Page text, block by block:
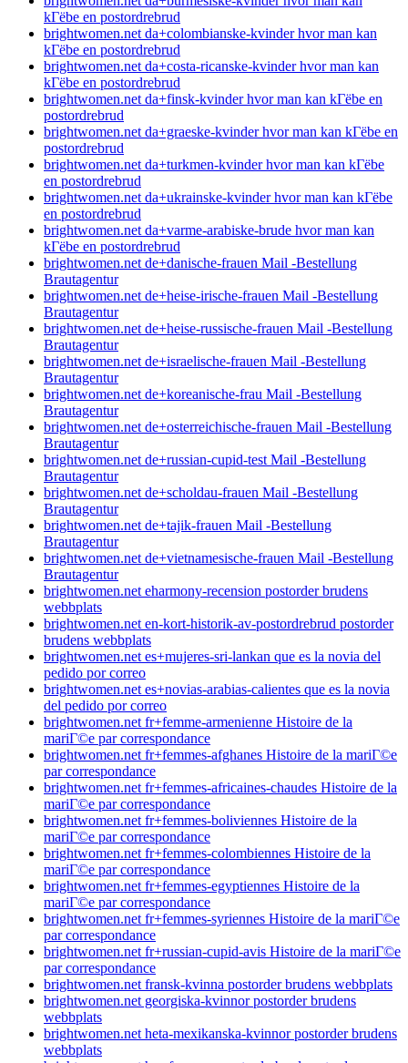
kГёbe en postordrebrud
brightwomen.net da+colombianske-kvinder hvor man kan
kГёbe en postordrebrud
brightwomen.net da+costa-ricanske-kvinder hvor man kan
kГёbe en postordrebrud
brightwomen.net da+finsk-kvinder hvor man kan kГёbe en
postordrebrud
brightwomen.net da+graeske-kvinder hvor man kan kГёbe en
postordrebrud
brightwomen.net da+turkmen-kvinder hvor man kan kГёbe
en postordrebrud
brightwomen.net da+ukrainske-kvinder hvor man kan kГёbe
en postordrebrud
brightwomen.net da+varme-arabiske-brude hvor man kan
kГёbe en postordrebrud
brightwomen.net de+danische-frauen Mail -Bestellung
Brautagentur
brightwomen.net de+heise-irische-frauen Mail -Bestellung
Brautagentur
brightwomen.net de+heise-russische-frauen Mail -Bestellung
Brautagentur
brightwomen.net de+israelische-frauen Mail -Bestellung
Brautagentur
brightwomen.net de+koreanische-frau Mail -Bestellung
Brautagentur
brightwomen.net de+osterreichische-frauen Mail -Bestellung
Brautagentur
brightwomen.net de+russian-cupid-test Mail -Bestellung
Brautagentur
brightwomen.net de+scholdau-frauen Mail -Bestellung
Brautagentur
brightwomen.net de+tajik-frauen Mail -Bestellung
Brautagentur
brightwomen.net de+vietnamesische-frauen Mail -Bestellung
Brautagentur
brightwomen.net eharmony-recension postorder brudens
webbplats
brightwomen.net en-kort-historik-av-postordrebrud postorder
brudens webbplats
brightwomen.net es+mujeres-sri-lankan que es la novia del
pedido por correo
brightwomen.net es+novias-arabias-calientes que es la novia
del pedido por correo
brightwomen.net fr+femme-armenienne Histoire de la
mariГ©e par correspondance
brightwomen.net fr+femmes-afghanes Histoire de la mariГ©e
par correspondance
brightwomen.net fr+femmes-africaines-chaudes Histoire de la
mariГ©e par correspondance
brightwomen.net fr+femmes-boliviennes Histoire de la
mariГ©e par correspondance
brightwomen.net fr+femmes-colombiennes Histoire de la
mariГ©e par correspondance
brightwomen.net fr+femmes-egyptiennes Histoire de la
mariГ©e par correspondance
brightwomen.net fr+femmes-syriennes Histoire de la mariГ©e
par correspondance
brightwomen.net fr+russian-cupid-avis Histoire de la mariГ©e
par correspondance
brightwomen.net fransk-kvinna postorder brudens webbplats
brightwomen.net georgiska-kvinnor postorder brudens
webbplats
brightwomen.net heta-mexikanska-kvinnor postorder brudens
webbplats